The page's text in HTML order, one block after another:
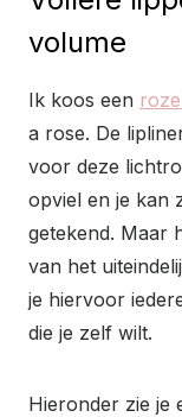
volume
Ik koos een
a rose. De
voor deze
opviel en je kan
getekend. Maar
van het
je hiervoor
die je zelf wilt.
Hieronder zie je